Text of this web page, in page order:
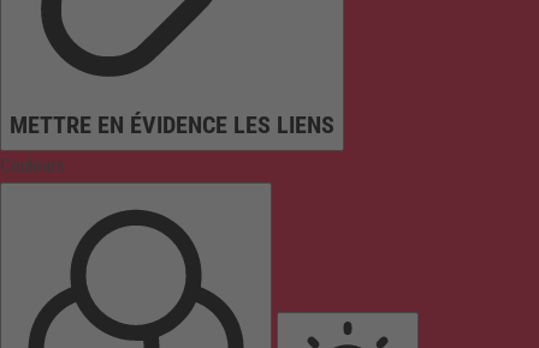
METTRE EN ÉVIDENCE LES LIENS
Couleurs